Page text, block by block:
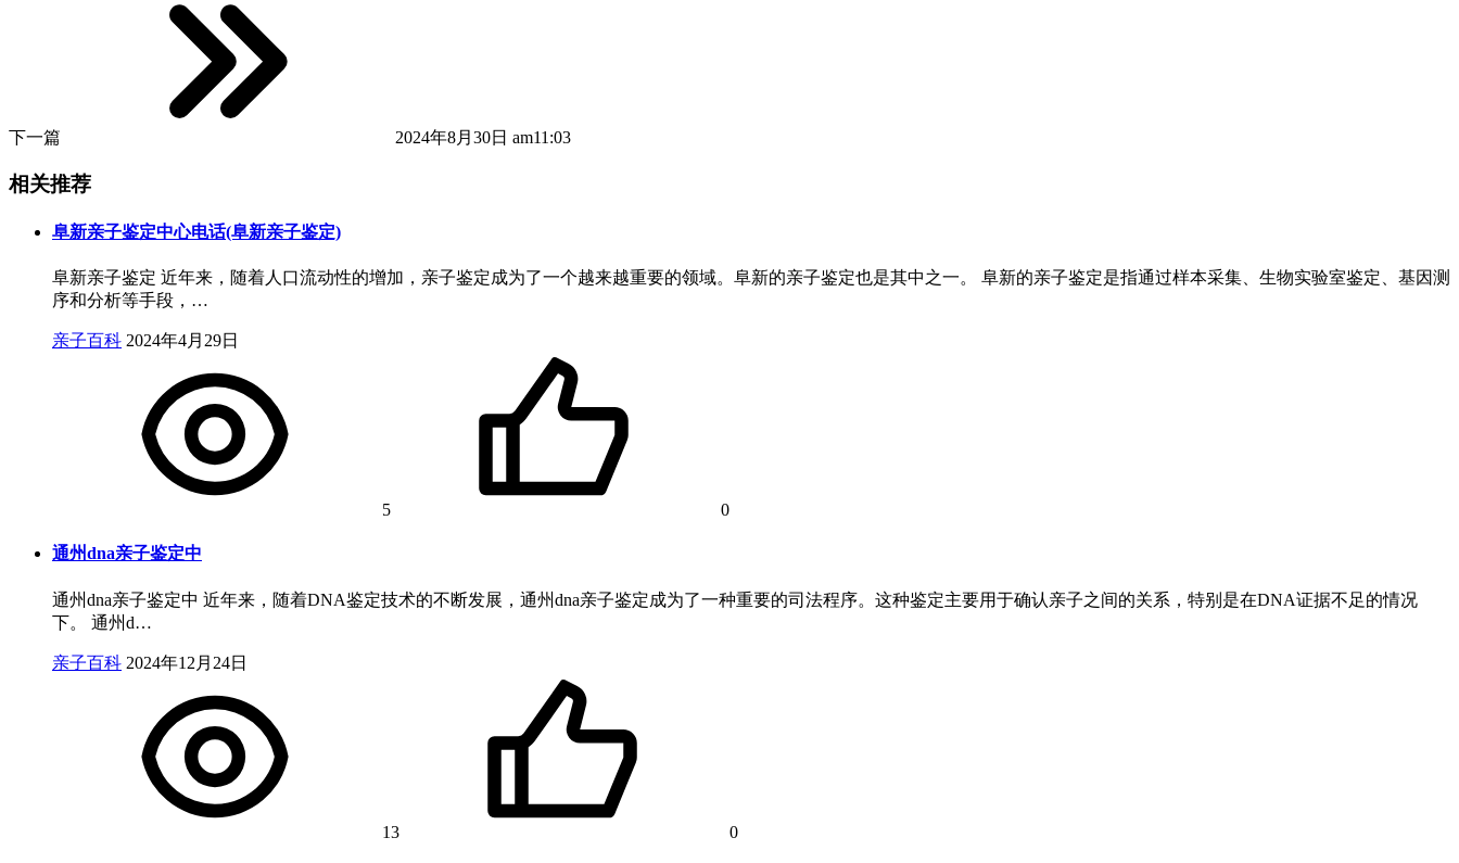
下一篇 2024年8月30日 am11:03
相关推荐
阜新亲子鉴定中心电话(阜新亲子鉴定)
阜新亲子鉴定 近年来，随着人口流动性的增加，亲子鉴定成为了一个越来越重要的领域。阜新的亲子鉴定也是其中之一。 阜新的亲子鉴定是指通过样本采集、生物实验室鉴定、基因测
序和分析等手段，…
亲子百科 2024年4月29日
5 0
通州dna亲子鉴定中
通州dna亲子鉴定中 近年来，随着DNA鉴定技术的不断发展，通州dna亲子鉴定成为了一种重要的司法程序。这种鉴定主要用于确认亲子之间的关系，特别是在DNA证据不足的情况
下。 通州d…
亲子百科 2024年12月24日
13 0